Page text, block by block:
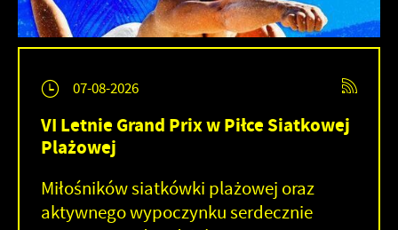
07-08-2026
VI Letnie Grand Prix w Piłce Siatkowej
Plażowej
Miłośników siatkówki plażowej oraz
aktywnego wypoczynku serdecznie